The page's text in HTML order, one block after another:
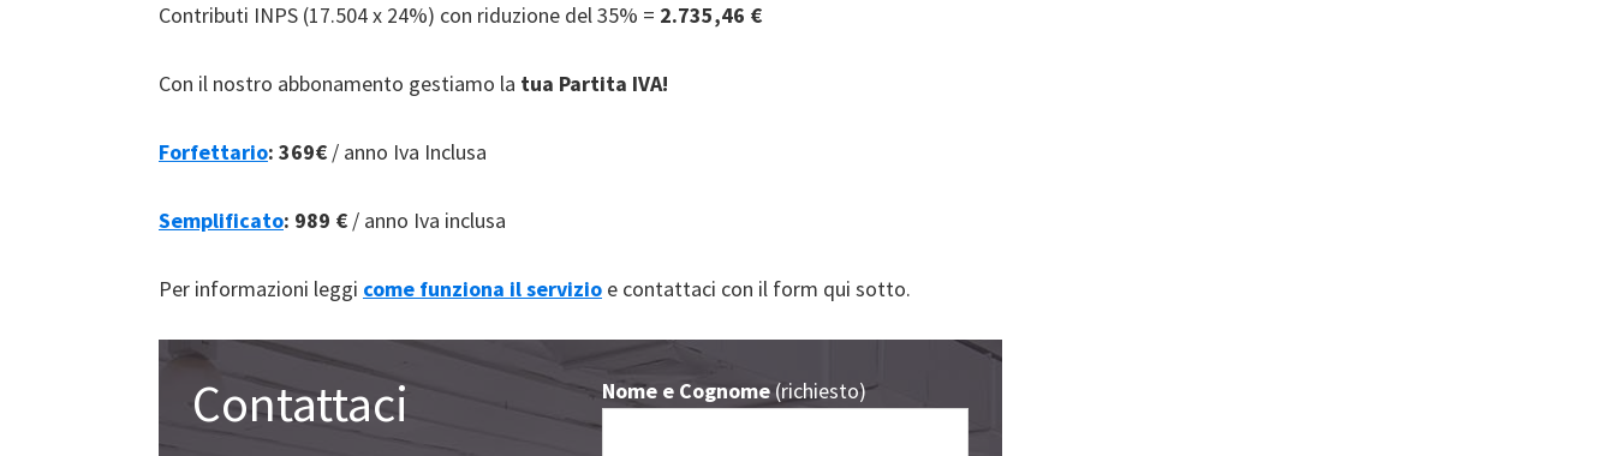
Contributi INPS (17.504 x 24%) con riduzione del 35% = 2.735,46 €
Con il nostro abbonamento gestiamo la tua Partita IVA!
Forfettario: 369€ / anno Iva Inclusa
Semplificato: 989 € / anno Iva inclusa
Per informazioni leggi come funziona il servizio e contattaci con il form qui sotto.
Contattaci Nome e Cognome (richiesto)